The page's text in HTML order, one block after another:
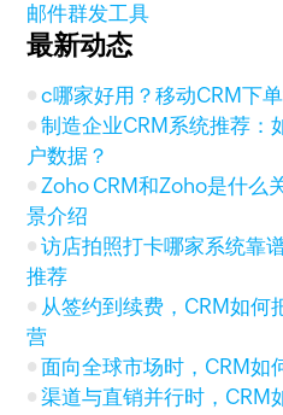
邮件群发工具
最新动态
c哪家好用？移动CRM下
制造企业CRM系统推荐：
户数据？
Zoho CRM和Zoho是什么
景介绍
访店拍照打卡哪家系统靠
推荐
从签约到续费，CRM如何
营
面向全球市场时，CRM如
渠道与直销并行时，CRM